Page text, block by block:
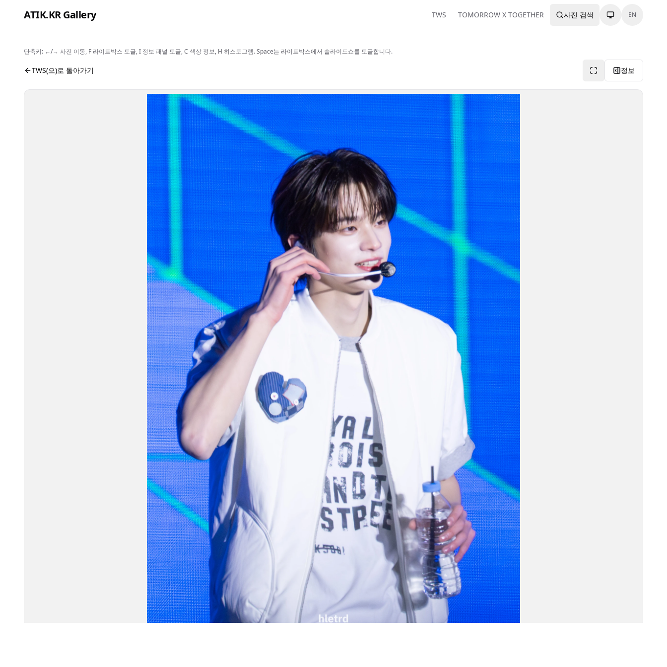
ATIK.KR Gallery TWS TOMORROW X TOGETHER 사진 검색 EN
#SHINYU #Color in Music Festival
사진 뷰어입니다. 버튼으로 전체화면, 공유, 정보 보기를 사용할 수 있습니다.
단축키: ←/→ 사진 이동, F 라이트박스 토글, I 정보 패널 토글, C 색상 정보, H 히스토그램. Space는 라이트박스에서 슬라이드쇼를 토글합니다.
TWS(으)로 돌아가기 정보
사진 탐색 가능